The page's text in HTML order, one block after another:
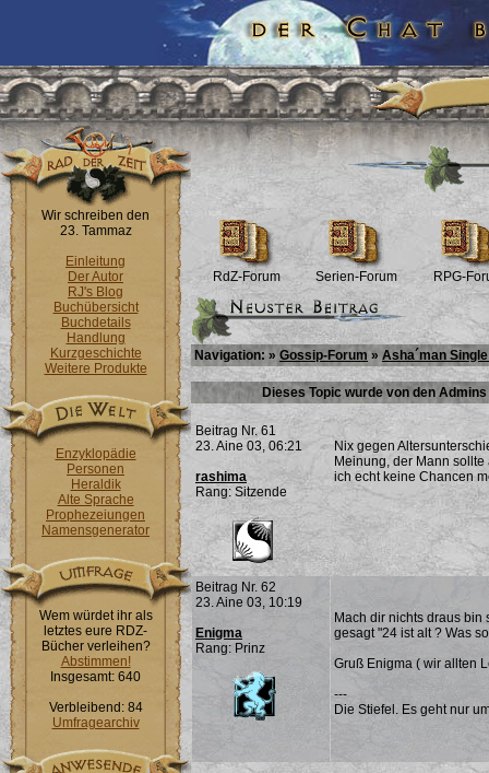
Wir schreiben den
23. Tammaz
Einleitung
Der Autor
RJ's Blog
Buchübersicht
Buchdetails
Handlung
Kurzgeschichte
Weitere Produkte
Enzyklopädie
Personen
Heraldik
Alte Sprache
Prophezeiungen
Namensgenerator
Wem würdet ihr als
letztes eure RDZ-
Bücher verleihen?
Abstimmen!
Insgesamt: 640
Verbleibend: 84
Umfragearchiv
RdZ-Forum Serien-Forum RPG-
Navigation: » Gossip-Forum » Asha´man
Dieses Topic wurde von den
Beitrag Nr. 61
23. Aine 03, 06:21
rashima
Rang: Sitzende
Nix gegen
Meinung, der Mann
ich echt keine Chancen
Beitrag Nr. 62
23. Aine 03, 10:19
Enigma
Rang: Prinz
Mach dir nichts draus
gesagt "24 ist alt ? Was
Gruß Enigma ( wir allten
---
Die Stiefel. Es geht nur